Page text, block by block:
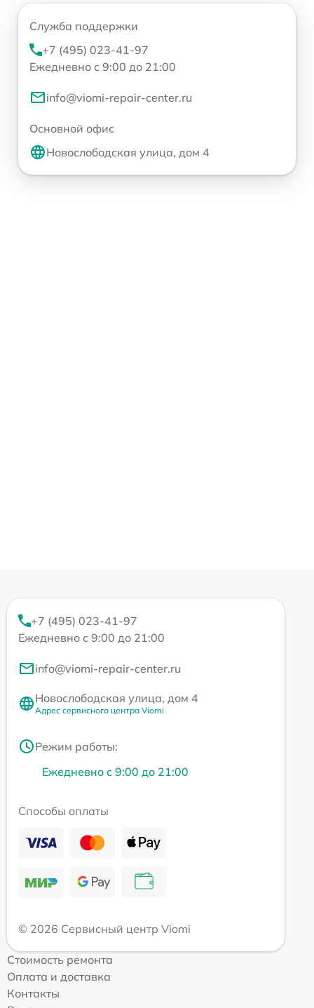
Служба поддержки
+7 (495) 023-41-97
Ежедневно с 9:00 до 21:00
info@viomi-repair-center.ru
Основной офис
Новослободская улица, дом 4
+7 (495) 023-41-97
Ежедневно с 9:00 до 21:00
info@viomi-repair-center.ru
Новослободская улица, дом 4
Адрес сервисного центра Viomi
Режим работы:
Ежедневно с 9:00 до 21:00
Способы оплаты
© 2026 Сервисный центр Viomi
Стоимость ремонта
Оплата и доставка
Контакты